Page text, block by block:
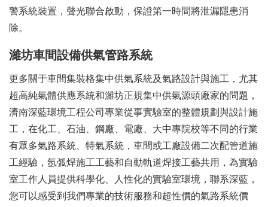
警系統裝置，聲光聯合啟動，保證第一時間將泄漏隱患消
除。
濰坊車間設備供氣管路系統
更多關于車間集裝格集中供氣系統及氣路設計與施工，尤其
超高純氣體供應系統和濰坊正規集中供氣源頭廠家的問題，
濟南深藍環境工程公司專業從事實驗室的整體規劃與設計施
工，在化工、石油、鋼廠、電廠、大中專院校等不同的行業
有眾多氣路系統、特氣系統，車間或工廠設備二次配管道施
工經驗，氬弧焊施工工藝和自動軌道焊接工藝共用，為實驗
室工作人員提供科學化、人性化的實驗室環境，聯系深藍，
您可以感受到我們專業的技術服務和超性價的氣路系統價